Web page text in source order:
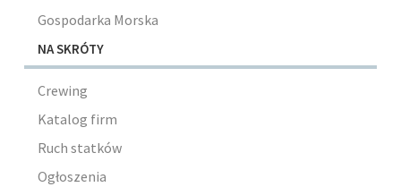
Gospodarka Morska
NA SKRÓTY
Crewing
Katalog firm
Ruch statków
Ogłoszenia